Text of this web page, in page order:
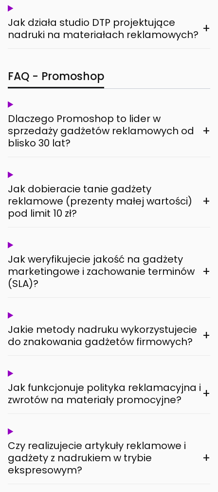
Jak działa studio DTP projektujące
nadruki na materiałach reklamowych? +
FAQ - Promoshop
Dlaczego Promoshop to lider w
sprzedaży gadżetów reklamowych od
blisko 30 lat?
+
Jak dobieracie tanie gadżety
reklamowe (prezenty małej wartości)
pod limit 10 zł?
+
Jak weryfikujecie jakość na gadżety
marketingowe i zachowanie terminów
(SLA)?
+
Jakie metody nadruku wykorzystujecie
do znakowania gadżetów firmowych?
+
Jak funkcjonuje polityka reklamacyjna i
zwrotów na materiały promocyjne?
+
Czy realizujecie artykuły reklamowe i
gadżety z nadrukiem w trybie
ekspresowym?
+